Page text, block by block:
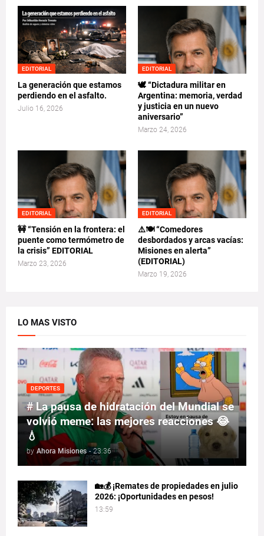
EDITORIAL
La generación que estamos
perdiendo en el asfalto.
Julio 16, 2026
EDITORIAL
🕊️ “Dictadura militar en
Argentina: memoria, verdad
y justicia en un nuevo
aniversario”
Marzo 24, 2026
EDITORIAL
🚧 “Tensión en la frontera: el
puente como termómetro de
la crisis” EDITORIAL
Marzo 23, 2026
EDITORIAL
⚠️🍽️ “Comedores
desbordados y arcas vacías:
Misiones en alerta”
(EDITORIAL)
Marzo 19, 2026
LO MAS VISTO
DEPORTES
# La pausa de hidratación del Mundial se
volvió meme: las mejores reacciones 😂
💧
by Ahora Misiones - 23:36
🏡💰 ¡Remates de propiedades en julio
2026: ¡Oportunidades en pesos!
13:59